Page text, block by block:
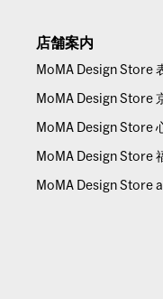
店舗案内
MoMA Design Store
MoMA Design Store
MoMA Design Store
MoMA Design Store
MoMA Design Store